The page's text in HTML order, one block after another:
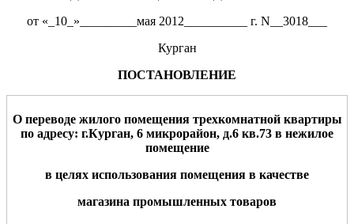
от «_10_»_________мая 2012__________ г. N__3018___
Курган
ПОСТАНОВЛЕНИЕ
О переводе жилого помещения трехкомнатной квартиры
по адресу: г.Курган, 6 микрорайон, д.6 кв.73 в нежилое
помещение
в целях использования помещения в качестве
магазина промышленных товаров